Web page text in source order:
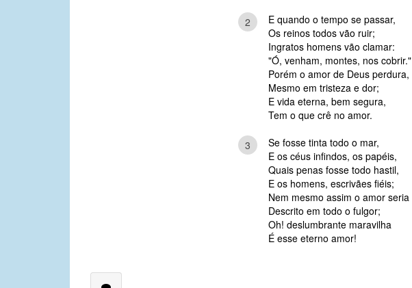
2
E quando o tempo se passar,
Os reinos todos vão ruir;
Ingratos homens vão clamar:
"Ó, venham, montes, nos cobrir."
Porém o amor de Deus perdura,
Mesmo em tristeza e dor;
E vida eterna, bem segura,
Tem o que crê no amor.
3
Se fosse tinta todo o mar,
E os céus infindos, os papéis,
Quais penas fosse todo hastil,
E os homens, escrivães fiéis;
Nem mesmo assim o amor seria
Descrito em todo o fulgor;
Oh! deslumbrante maravilha
É esse eterno amor!